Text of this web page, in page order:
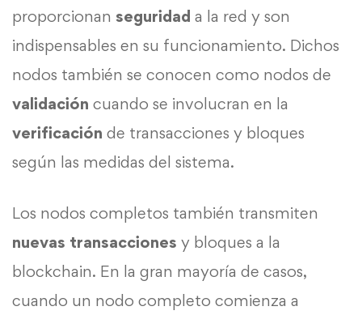
proporcionan seguridad a la red y son
indispensables en su funcionamiento. Dichos
nodos también se conocen como nodos de
validación cuando se involucran en la
verificación de transacciones y bloques
según las medidas del sistema.
Los nodos completos también transmiten
nuevas transacciones y bloques a la
blockchain. En la gran mayoría de casos,
cuando un nodo completo comienza a